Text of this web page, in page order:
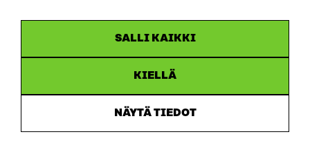
SALLI KAIKKI
KIELLÄ
NÄYTÄ TIEDOT
uudessa
ikkunassaInstagram